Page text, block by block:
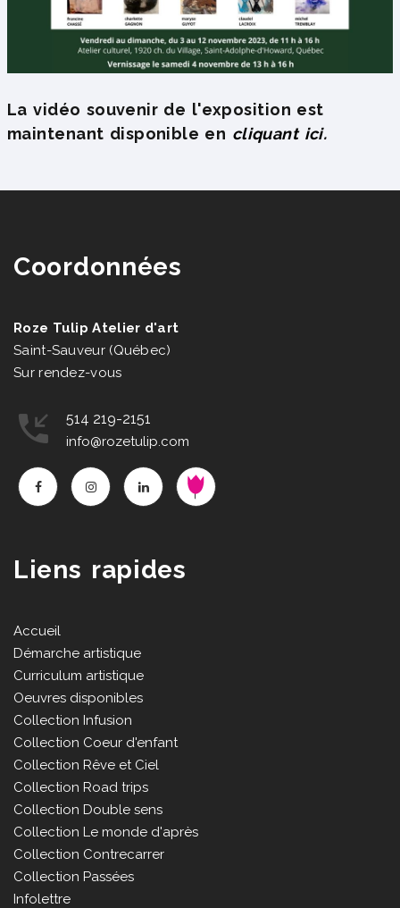
La vidéo souvenir de l'exposition est
maintenant disponible en cliquant ici.
Coordonnées
Roze Tulip Atelier d'art
Saint-Sauveur (Québec)
Sur rendez-vous
514 219-2151
info@rozetulip.com
Liens rapides
Accueil
Démarche artistique
Curriculum artistique
Oeuvres disponibles
Collection Infusion
Collection Coeur d'enfant
Collection Rêve et Ciel
Collection Road trips
Collection Double sens
Collection Le monde d'après
Collection Contrecarrer
Collection Passées
Infolettre